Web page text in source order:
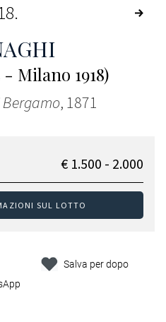
Milano 1918)
, 1871
€ 1.500 - 2.000
SUL LOTTO
Salva per dopo